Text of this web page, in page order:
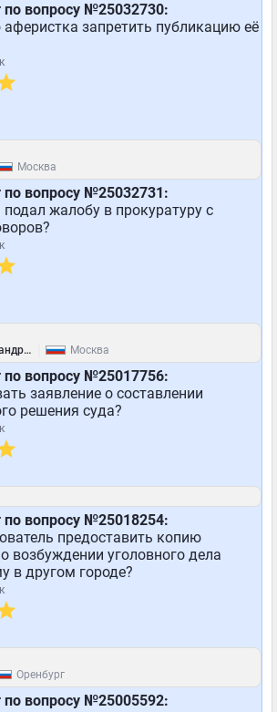
по вопросу №25032730:
запретить публикацию её
Москва
по вопросу №25032731:
жалобу в прокуратуру с
Георгий Александрович
Москва
по вопросу №25017756:
заявление о составлении
решения суда?
по вопросу №25018254:
предоставить копию
возбуждении уголовного дела
в другом городе?
Оренбург
по вопросу №25005592: